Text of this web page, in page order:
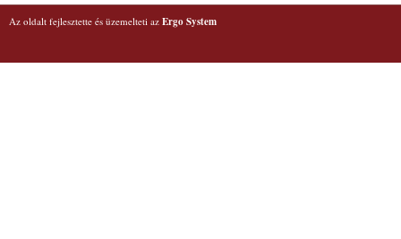
Az oldalt fejlesztette és üzemelteti az Ergo System